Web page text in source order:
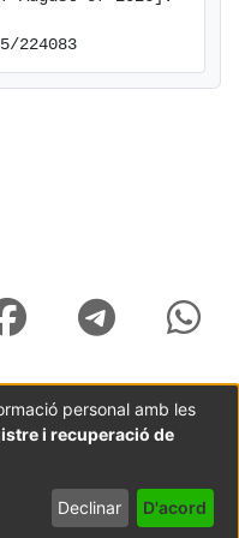
224083
personal amb les
i recuperació de
Declinar D'acord